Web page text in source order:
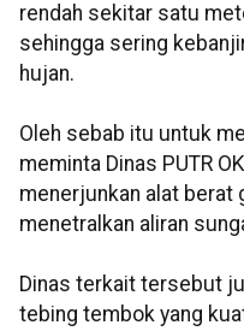
rendah sekitar satu
sehingga sering
hujan.
Oleh sebab itu untuk
meminta Dinas PUTR
menerjunkan alat berat
menetralkan aliran
Dinas terkait tersebut
tebing tembok yang